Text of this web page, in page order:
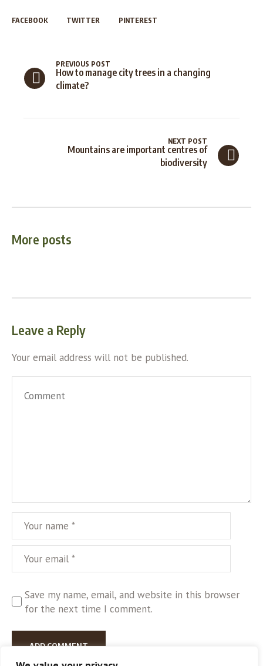
FACEBOOK TWITTER PINTEREST
How to manage city trees in a changing
climate?
PREVIOUS POST
Mountains are important centres of
biodiversity
NEXT POST
More posts
Leave a Reply
Your email address will not be published.
Save my name, email, and website in this browser
for the next time I comment.